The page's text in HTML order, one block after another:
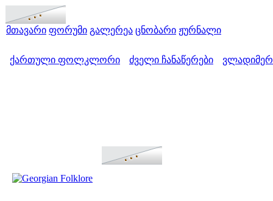
მთავარი ფორუმი გალერეა ცნობარი ჟურნალი
ქართული ფოლკლორი ძველი ჩანაწერები ვლადიმერ